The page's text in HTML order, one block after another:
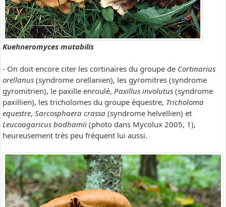
Kuehneromyces mutabilis
- On doit encore citer les cortinaires du groupe de Cortinarius
orellanus (syndrome orellanien), les gyromitres (syndrome
gyromitrien), le paxille enroulé, Paxillus involutus (syndrome
paxillien), les tricholomes du groupe équestre, Tricholoma
equestre, Sarcosphaera crassa (syndrome helvellien) et
Leucoagaricus badhamii (photo dans Mycolux 2005, 1),
heureusement très peu fréquent lui aussi.